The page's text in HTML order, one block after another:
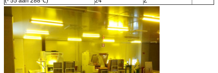
500
Dichtheid
Koperschil Stength
7.1
Brandbaarheid
V-0
Loodvrij Procescompatibel
systeem
Ja